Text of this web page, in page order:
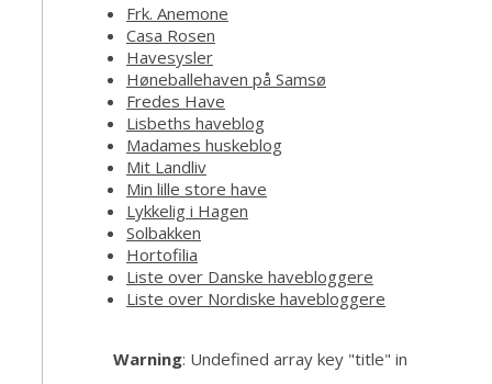
Frk. Anemone
Casa Rosen
Havesysler
Høneballehaven på Samsø
Fredes Have
Lisbeths haveblog
Madames huskeblog
Mit Landliv
Min lille store have
Lykkelig i Hagen
Solbakken
Hortofilia
Liste over Danske havebloggere
Liste over Nordiske havebloggere
Warning: Undefined array key "title" in